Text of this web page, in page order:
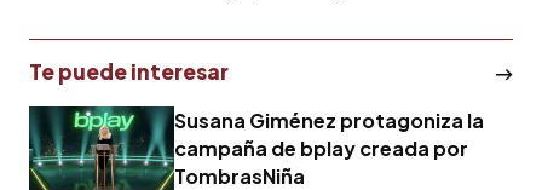
Te puede interesar
Susana Giménez protagoniza la
campaña de bplay creada por
TombrasNiña